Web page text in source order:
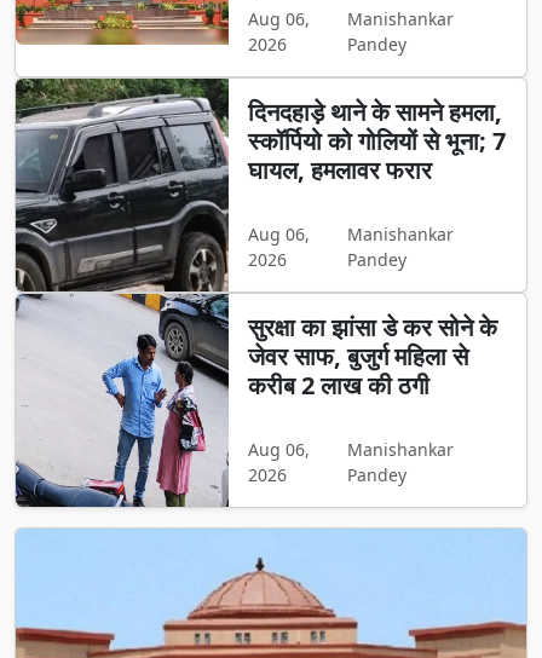
Aug 06,
2026
Manishankar
Pandey
दिनदहाड़े थाने के सामने हमला,
स्कॉर्पियो को गोलियों से भूना; 7
घायल, हमलावर फरार
Aug 06,
2026
Manishankar
Pandey
सुरक्षा का झांसा डे कर सोने के
जेवर साफ, बुजुर्ग महिला से
करीब 2 लाख की ठगी
Aug 06,
2026
Manishankar
Pandey